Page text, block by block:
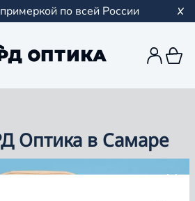
по всей России
Оптика в Самаре
Оптика» - это более 100